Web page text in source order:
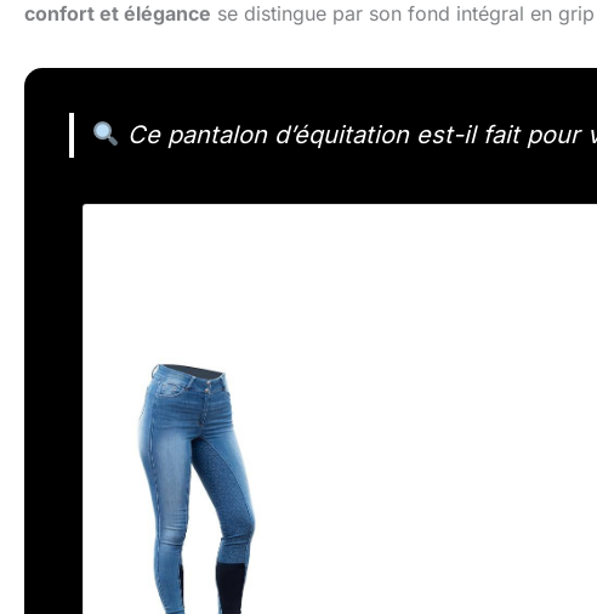
confort et élégance se distingue par son fond intégral en
Ce pantalon d’équitation est-il fait pour